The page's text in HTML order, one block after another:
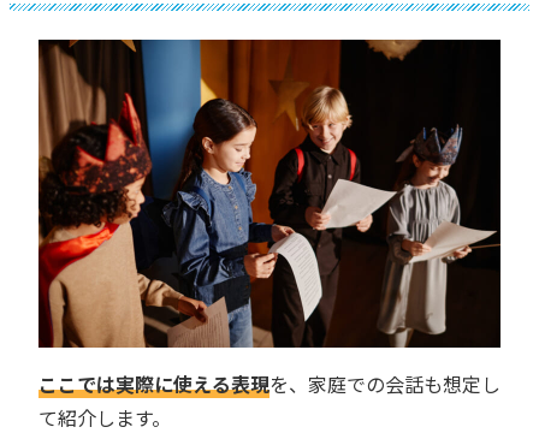
ここでは実際に使える表現を、家庭での会話も想定し
て紹介します。